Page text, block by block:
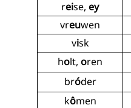
reise, ey
vreuwen
visk
holt, oren
bróder
kômen